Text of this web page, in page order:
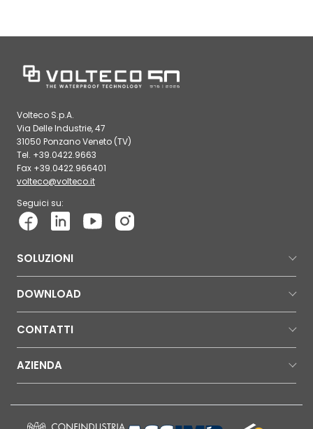
Volteco S.p.A.
Via Delle Industrie, 47
31050 Ponzano Veneto (TV)
Tel. +39.0422.9663
Fax +39.0422.966401
volteco@volteco.it
Seguici su:
SOLUZIONI
DOWNLOAD
CONTATTI
AZIENDA